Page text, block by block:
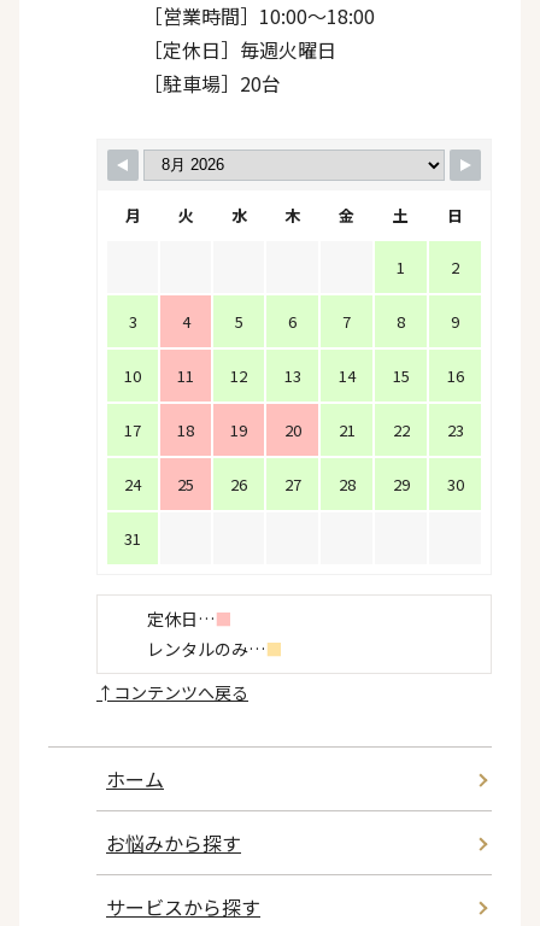
［営業時間］10:00〜18:00
［定休日］毎週火曜日
［駐車場］20台
月 火 水 木 金 土 日
1 2
3 4 5 6 7 8 9
10 11 12 13 14 15 16
17 18 19 20 21 22 23
24 25 26 27 28 29 30
31
定休日…■
レンタルのみ…■
↑ コンテンツへ戻る
ホーム
お悩みから探す
サービスから探す